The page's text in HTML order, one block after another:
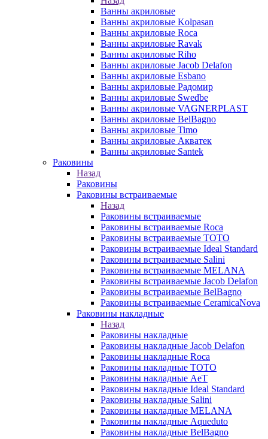
Ванны акриловые
Ванны акриловые Kolpasan
Ванны акриловые Roca
Ванны акриловые Ravak
Ванны акриловые Riho
Ванны акриловые Jacob Delafon
Ванны акриловые Esbano
Ванны акриловые Радомир
Ванны акриловые Swedbe
Ванны акриловые VAGNERPLAST
Ванны акриловые BelBagno
Ванны акриловые Timo
Ванны акриловые Акватек
Ванны акриловые Santek
Раковины
Назад
Раковины
Раковины встраиваемые
Назад
Раковины встраиваемые
Раковины встраиваемые Roca
Раковины встраиваемые TOTO
Раковины встраиваемые Ideal Standard
Раковины встраиваемые Salini
Раковины встраиваемые MELANA
Раковины встраиваемые Jacob Delafon
Раковины встраиваемые BelBagno
Раковины встраиваемые CeramicaNova
Раковины накладные
Назад
Раковины накладные
Раковины накладные Jacob Delafon
Раковины накладные Roca
Раковины накладные TOTO
Раковины накладные AeT
Раковины накладные Ideal Standard
Раковины накладные Salini
Раковины накладные MELANA
Раковины накладные Aqueduto
Раковины накладные BelBagno